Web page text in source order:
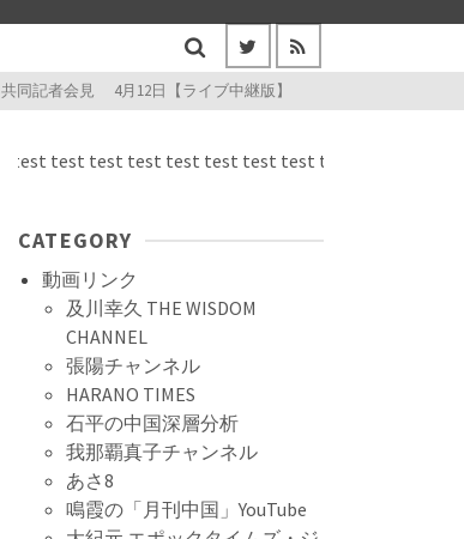
同記者会見 4月12日【ライブ中継版】
test test test test test test test test test test test
CATEGORY
動画リンク
及川幸久 THE WISDOM
CHANNEL
張陽チャンネル
HARANO TIMES
石平の中国深層分析
我那覇真子チャンネル
あさ8
鳴霞の「月刊中国」YouTube